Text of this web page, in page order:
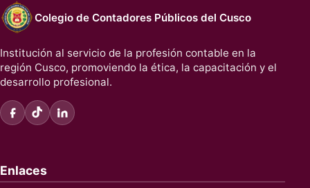
Colegio de Contadores Públicos del Cusco
Institución al servicio de la profesión contable en la
región Cusco, promoviendo la ética, la capacitación y el
desarrollo profesional.
Enlaces